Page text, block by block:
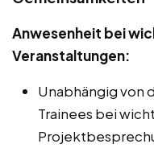
Anwesenheit bei
Veranstaltungen:
Unabhängig von
Trainees bei